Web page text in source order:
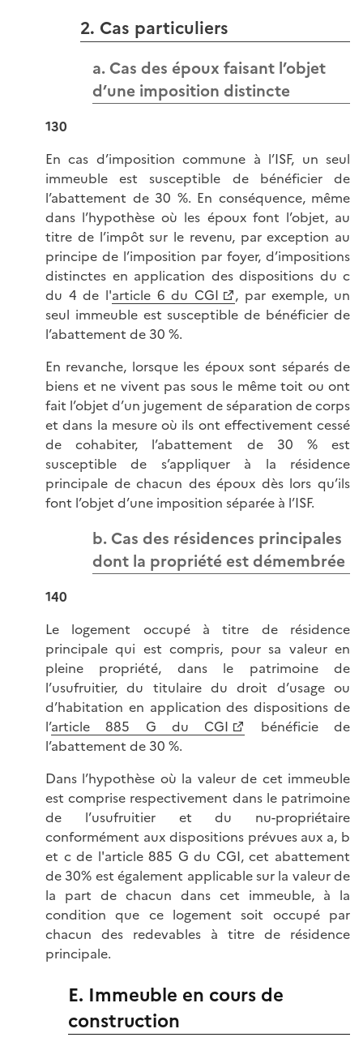
2. Cas particuliers
a. Cas des époux faisant l’objet
d’une imposition distincte
130
En cas d’imposition commune à l’ISF, un seul
immeuble est susceptible de bénéficier de
l’abattement de 30 %. En conséquence, même
dans l’hypothèse où les époux font l’objet, au
titre de l’impôt sur le revenu, par exception au
principe de l’imposition par foyer, d’impositions
distinctes en application des dispositions du c
du 4 de l'article 6 du CGI
, par exemple, un
seul immeuble est susceptible de bénéficier de
l’abattement de 30 %.
En revanche, lorsque les époux sont séparés de
biens et ne vivent pas sous le même toit ou ont
fait l’objet d’un jugement de séparation de corps
et dans la mesure où ils ont effectivement cessé
de cohabiter, l’abattement de 30 % est
susceptible de s’appliquer à la résidence
principale de chacun des époux dès lors qu’ils
font l’objet d’une imposition séparée à l’ISF.
b. Cas des résidences principales
dont la propriété est démembrée
140
Le logement occupé à titre de résidence
principale qui est compris, pour sa valeur en
pleine propriété, dans le patrimoine de
l’usufruitier, du titulaire du droit d’usage ou
d’habitation en application des dispositions de
l’article 885 G du CGI
bénéficie de
l’abattement de 30 %.
Dans l’hypothèse où la valeur de cet immeuble
est comprise respectivement dans le patrimoine
de l’usufruitier et du nu-propriétaire
conformément aux dispositions prévues aux a, b
et c de l'article 885 G du CGI, cet abattement
de 30% est également applicable sur la valeur de
la part de chacun dans cet immeuble, à la
condition que ce logement soit occupé par
chacun des redevables à titre de résidence
principale.
E. Immeuble en cours de
construction